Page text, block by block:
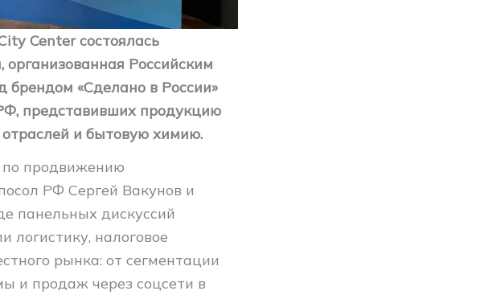
Center состоялась
Российским
«Сделано в России»
представивших продукцию
и бытовую химию.
продвижению
РФ Сергей Вакунов и
панельных дискуссий
логистику, налоговое
рынка: от сегментации
и продаж через соцсети в